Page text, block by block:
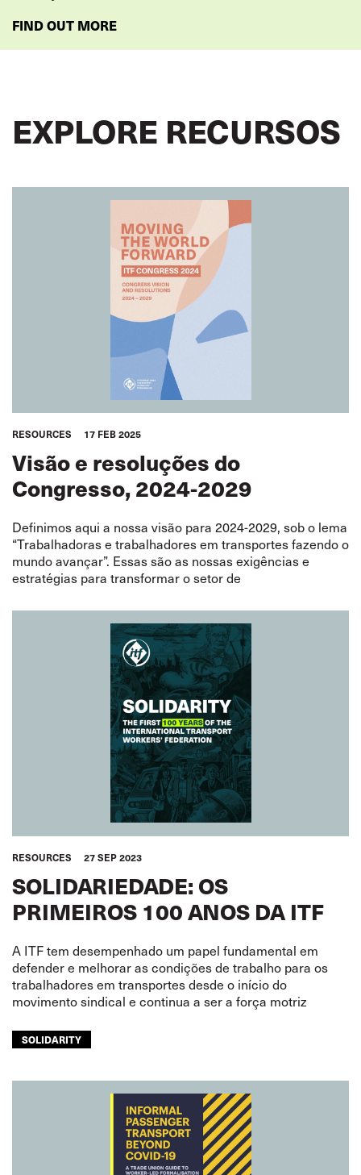
FIND OUT MORE
EXPLORE RECURSOS
RESOURCES 17 FEB 2025
Visão e resoluções do
Congresso, 2024-2029
Definimos aqui a nossa visão para 2024-2029, sob o lema
“Trabalhadoras e trabalhadores em transportes fazendo o
mundo avançar”. Essas são as nossas exigências e
estratégias para transformar o setor de
RESOURCES 27 SEP 2023
SOLIDARIEDADE: OS
PRIMEIROS 100 ANOS DA ITF
A ITF tem desempenhado um papel fundamental em
defender e melhorar as condições de trabalho para os
trabalhadores em transportes desde o início do
movimento sindical e continua a ser a força motriz
SOLIDARITY